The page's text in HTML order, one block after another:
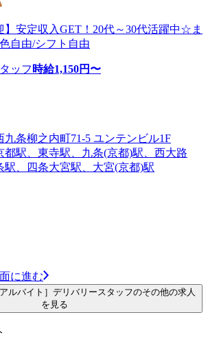
】安定収入GET！20代～30代活躍中☆ま
自由/シフト自由
ッフ 時給1,150円〜
条柳之内町71-5 ユンテンビル1F
都駅、東寺駅、九条(京都)駅、西大路
駅、四条大宮駅、大宮(京都)駅
に進む
ルバイト］デリバリースタッフのその他の求人
を見る